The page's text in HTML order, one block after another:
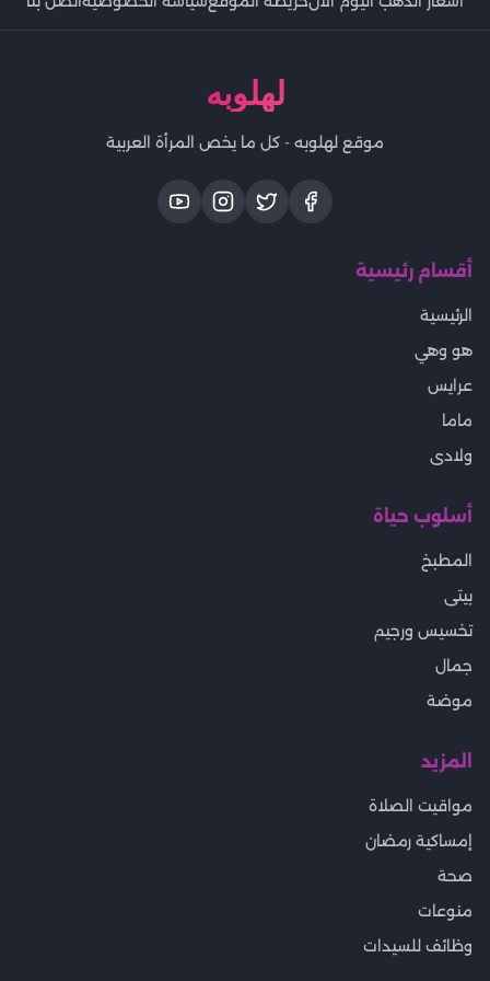
لهلوبه
موقع لهلوبه - كل ما يخص المرأة العربية
أقسام رئيسية
الرئيسية
هو وهي
عرايس
ماما
ولادى
أسلوب حياة
المطبخ
بيتى
تخسيس ورجيم
جمال
موضة
المزيد
مواقيت الصلاة
إمساكية رمضان
صحة
منوعات
وظائف للسيدات